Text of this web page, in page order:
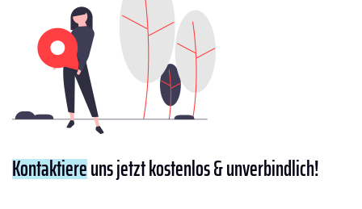
Kontaktiereuns jetzt kostenlos & unverbindlich!